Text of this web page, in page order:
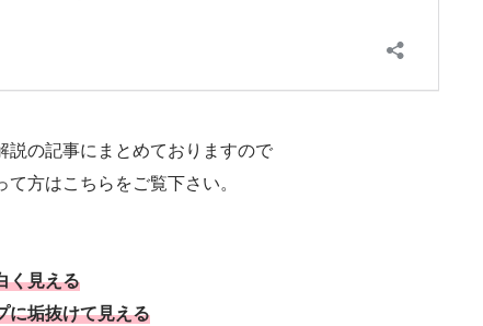
説の記事にまとめておりますので
方はこちらをご覧下さい。
く見える
に垢抜けて見える